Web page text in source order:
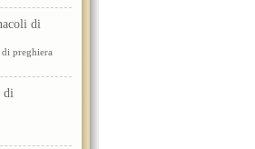
di
preghiera
di